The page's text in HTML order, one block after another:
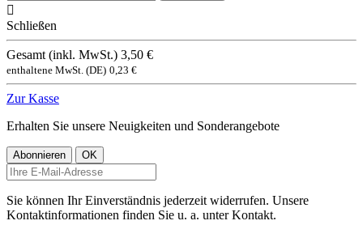

Schließen
Gesamt (inkl. MwSt.) 3,50 €
enthaltene MwSt. (DE) 0,23 €
Zur Kasse
Erhalten Sie unsere Neuigkeiten und Sonderangebote
Sie können Ihr Einverständnis jederzeit widerrufen. Unsere
Kontaktinformationen finden Sie u. a. unter Kontakt.